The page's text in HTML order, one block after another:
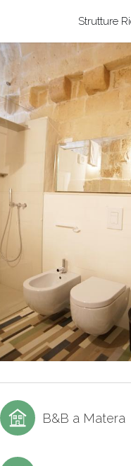
Strutture
B&B a Matera